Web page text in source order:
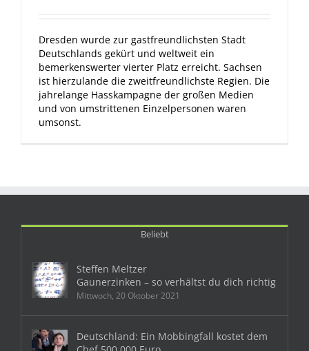
Dresden wurde zur gastfreundlichsten Stadt
Deutschlands gekürt und weltweit ein
bemerkenswerter vierter Platz erreicht. Sachsen
ist hierzulande die zweitfreundlichste Regien. Die
jahrelange Hasskampagne der großen Medien
und von umstrittenen Einzelpersonen waren
umsonst.
Beliebt
Steffen Meltzer
Gaunerzinken – so verhältst du dich richtig
Mittwoch, 20 Oktober 2021
Deutschland: Ein Mobbingfall kostet dem